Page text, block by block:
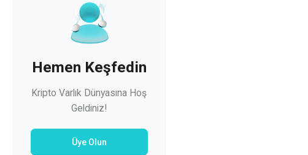
Hemen Keşfedin
Kripto Varlık Dünyasına Hoş
Geldiniz!
Üye Olun